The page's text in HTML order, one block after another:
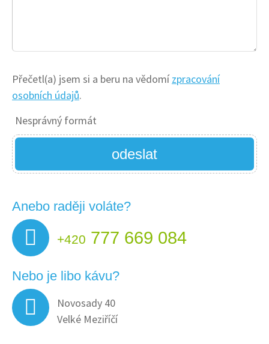
Přečetl(a) jsem si a beru na vědomí zpracování
osobních údajů.
Nesprávný formát
odeslat
Anebo raději voláte?
+420 777 669 084
Nebo je libo kávu?
Novosady 40
Velké Meziříčí